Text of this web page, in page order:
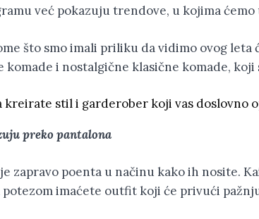
već pokazuju trendove, u kojima
što smo imali priliku da vidimo ovog leta
komade i nostalgične klasične komade,
kreirate stil i garderober koji vas doslovno
preko pantalona
zapravo poenta u načinu kako ih nosite.
imaćete outfit koji će privući